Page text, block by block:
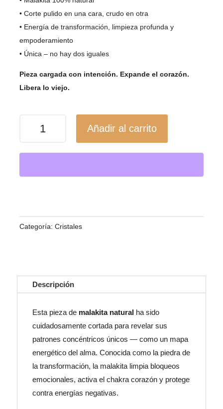
• Corte pulido en una cara, crudo en otra
• Energía de transformación, limpieza profunda y
empoderamiento
• Única – no hay dos iguales
Pieza cargada con intención. Expande el corazón.
Libera lo viejo.
/
Sanación
del
Añadir al carrito
Categoría: Cristales
Descripción
Esta pieza de malakita naturalha sido
cuidadosamente cortada para revelar sus
patrones concéntricos únicos — como un mapa
energético del alma. Conocida como la piedra de
la transformación, la malakita limpia bloqueos
emocionales, activa el chakra corazón y protege
contra energías negativas.